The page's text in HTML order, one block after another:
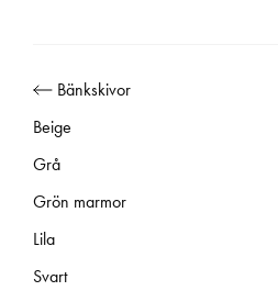
Bänkskivor
Beige
Grå
Grön marmor
Lila
Svart